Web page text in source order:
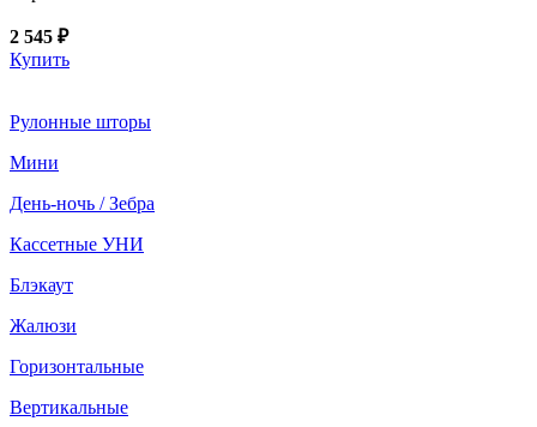
2 545 ₽
Купить
Рулонные шторы
Мини
День-ночь / Зебра
Кассетные УНИ
Блэкаут
Жалюзи
Горизонтальные
Вертикальные